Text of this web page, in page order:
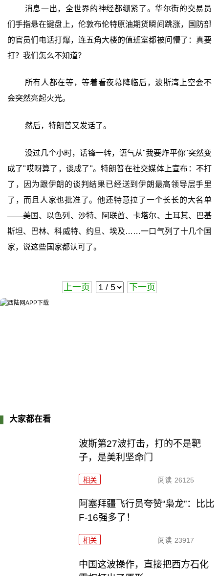
消息一出，全世界的神经都绷紧了。华尔街的交易员
们手指悬在键盘上，伦敦布伦特原油期货瞬间跳涨，国防部
的官员们电话打爆，连五角大楼的值班室都被问懵了：真要
打？我们怎么不知道？
所有人都在等，等着看夜幕降临后，波斯湾上空会不
会突然亮起火光。
然后，特朗普又发话了。
没过几个小时，话锋一转，语气从"我要炸平你"突然变
成了"哎呀算了，谈成了"。特朗普在社交媒体上宣布：不打
了，因为跟伊朗的谈判结果已经送到伊朗最高领导层手里
了，而且人家也批准了。他还特意拉了一个长长的大名单
——美国、以色列、沙特、阿联酋、卡塔尔、土耳其、巴基
斯坦、巴林、科威特、约旦、埃及……一口气列了十几个国
家，说这些国家都认可了。
上一页 下一页
大家都在看
波斯第27波打击，打的不是靶
子，是美利坚命门
相关 阅读 26125
阿塞拜疆飞行员夸赞“枭龙”：比比
F-16强多了！
相关 阅读 23917
中国这波操作，直接把西方石化